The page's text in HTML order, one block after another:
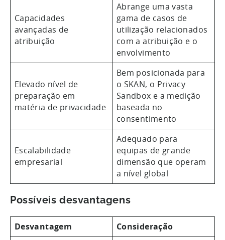
Capacidades
avançadas de
atribuição
Abrange uma vasta
gama de casos de
utilização relacionados
com a atribuição e o
envolvimento
Elevado nível de
preparação em
matéria de privacidade
Bem posicionada para
o SKAN, o Privacy
Sandbox e a medição
baseada no
consentimento
Escalabilidade
empresarial
Adequado para
equipas de grande
dimensão que operam
a nível global
Possíveis desvantagens
Desvantagem Consideração